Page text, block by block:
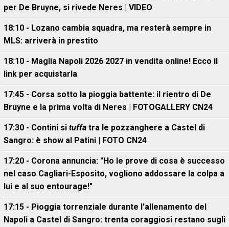
per De Bruyne, si rivede Neres | VIDEO
18:10 - Lozano cambia squadra, ma resterà sempre in
MLS: arriverà in prestito
18:10 - Maglia Napoli 2026 2027 in vendita online! Ecco il
link per acquistarla
17:45 - Corsa sotto la pioggia battente: il rientro di De
Bruyne e la prima volta di Neres | FOTOGALLERY CN24
17:30 - Contini si tuffa tra le pozzanghere a Castel di
Sangro: è show al Patini | FOTO CN24
17:20 - Corona annuncia: "Ho le prove di cosa è successo
nel caso Cagliari-Esposito, vogliono addossare la colpa a
lui e al suo entourage!"
17:15 - Pioggia torrenziale durante l'allenamento del
Napoli a Castel di Sangro: trenta coraggiosi restano sugli